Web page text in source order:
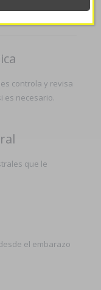
controla y revisa
es necesario.
que le
el embarazo